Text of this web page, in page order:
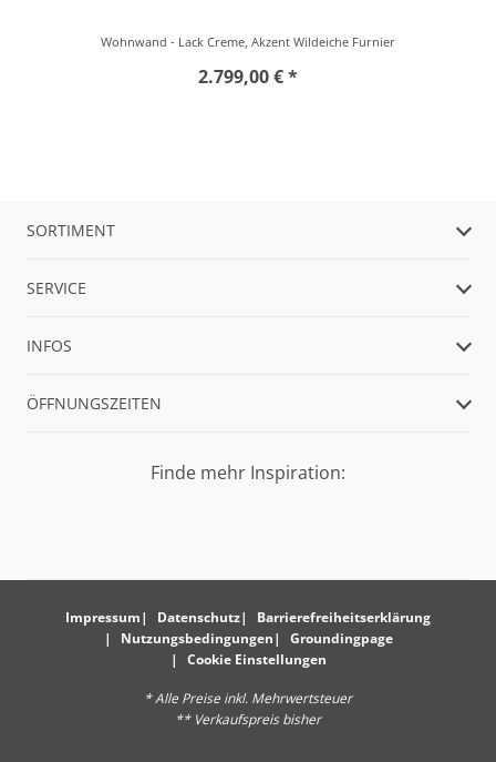
Wohnwand - Lack Creme, Akzent Wildeiche Furnier
2.799,00 € *
SORTIMENT
SERVICE
INFOS
ÖFFNUNGSZEITEN
Finde mehr Inspiration:
Impressum Datenschutz
Barrierefreiheitserklärung
Nutzungsbedingungen
Groundingpage
Cookie Einstellungen
* Alle Preise inkl. Mehrwertsteuer
** Verkaufspreis bisher